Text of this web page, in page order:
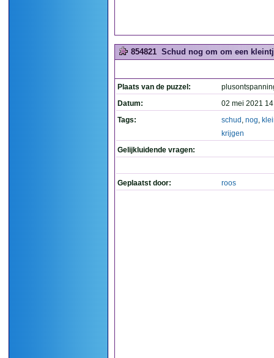
854821 Schud nog om om een
Plaats van de puzzel:
Datum:
02 mei 2021
Tags:
schud , nog,
krijgen
Gelijkluidende vragen:
Geplaatst door: roos